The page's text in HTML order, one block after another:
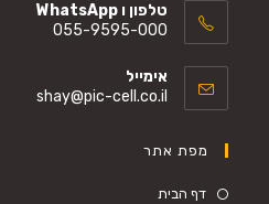
טלפון ו WhatsApp
055-9595-000
אימייל
shay@pic-cell.co.il
מפת אתר
דף הבית